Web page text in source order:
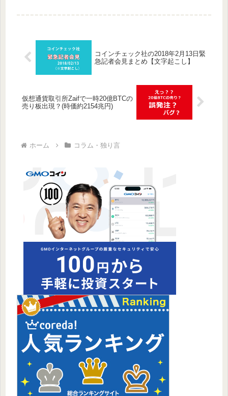
コインチェック社の2018年2月13日緊
急記者会見まとめ【文字起こし】
仮想通貨取引所Zaifで一時20億BTCの
売り板出現？(時価約2154兆円)
ホーム コラム・独り言